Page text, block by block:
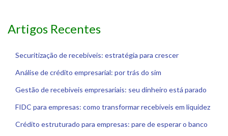
Artigos Recentes
Securitização de recebíveis: estratégia para crescer
Análise de crédito empresarial: por trás do sim
Gestão de recebíveis empresariais: seu dinheiro está parado
FIDC para empresas: como transformar recebíveis em liquidez
Crédito estruturado para empresas: pare de esperar o banco